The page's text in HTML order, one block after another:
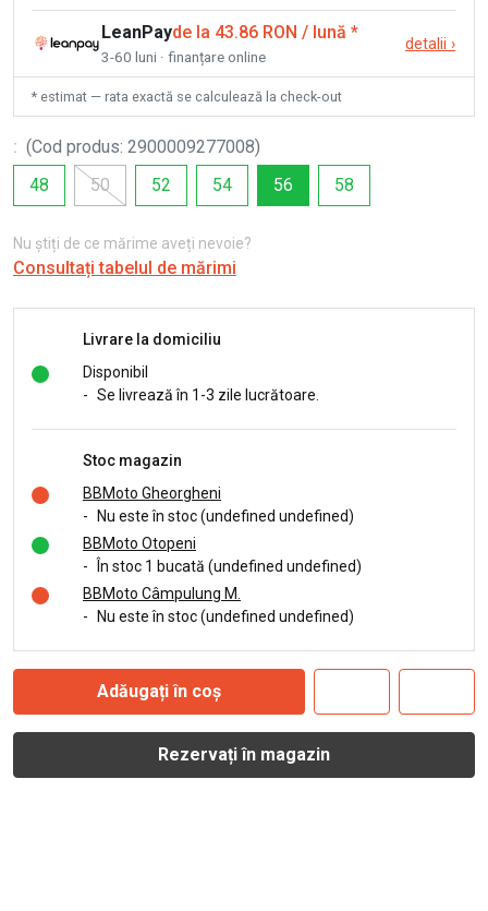
LeanPayde la 43.86 RON / lună *
3-60 luni · finanțare online
detalii ›
* estimat — rata exactă se calculează la check-out
: (Cod produs: 2900009277008)
48
50 52 54 56 58
Nu știți de ce mărime aveți nevoie?
Consultați tabelul de mărimi
Livrare la domiciliu
Disponibil
- Se livrează în 1-3 zile lucrătoare.
Stoc magazin
BBMoto Gheorgheni
-
Nu este în stoc (undefined undefined)
BBMoto Otopeni
-
În stoc 1 bucată (undefined undefined)
BBMoto Câmpulung M.
-
Nu este în stoc (undefined undefined)
Adăugați în coș
Rezervați în magazin